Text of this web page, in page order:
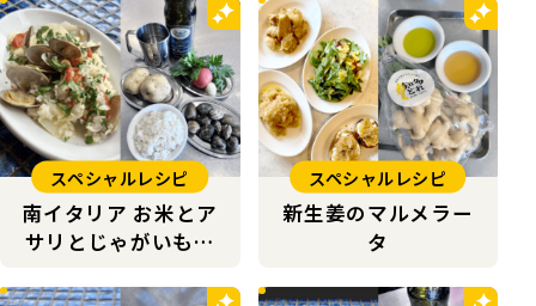
スペシャルレシピ
南イタリア お米とア
サリとじゃがいもの
スペシャルレシピ
新生姜のマルメラー
タ